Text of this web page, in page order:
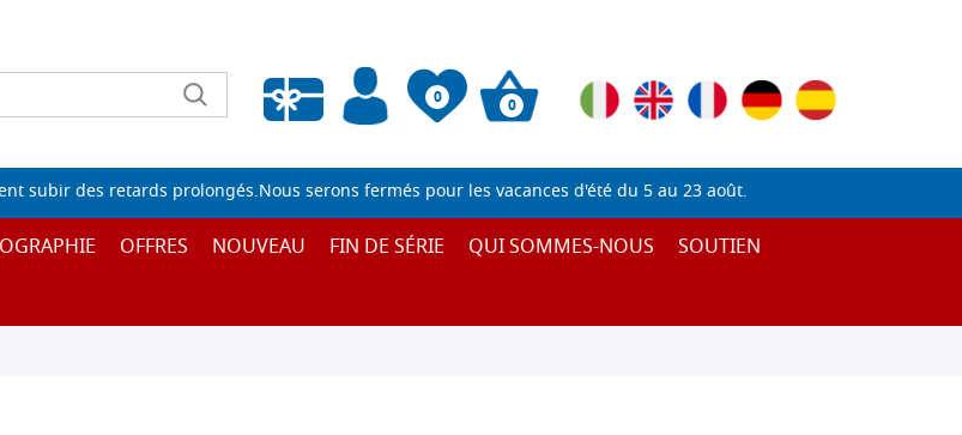
0
Liste de souhaits vide
0
subir des retards prolongés.Nous serons fermés pour les vacances d'été du 5 au 23 août.
OFFRES NOUVEAU FIN DE SÉRIE QUI SOMMES-NOUS
SOUTIEN